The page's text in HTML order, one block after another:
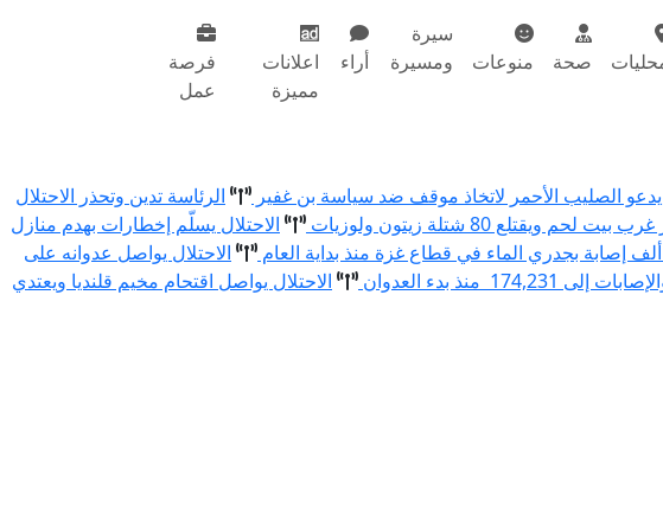
صحة منوعات
سيرة
ومسيرة
أراء
اعلانات
مميزة
فرصة
عمل
يدعو الصليب الأحمر لاتخاذ موقف ضد سياسة بن غفير
الرئاسة تدين وتحذر الاحتلال
الاحتلال يسلّم إخطارات بهدم منازل
الاحتلال يواصل عدوانه على
الاحتلال يواصل اقتحام مخيم قلنديا ويعتدي